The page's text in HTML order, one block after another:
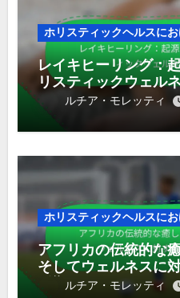
ホリスティックヘルスに
レイキヒーリング：
リスティックウェル
ルチア・モレッティ
ホリスティックヘルスに
アフリカの伝統的な
そしてウェルネスに
影響ルチア・モレッティ